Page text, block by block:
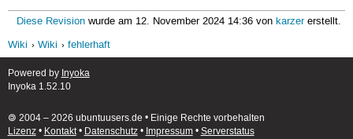
Diese Revision wurde am 12. November 2024 14:36 vonkarzererstellt.
Wiki
Wiki fehlerhaft
Powered by Inyoka
Inyoka 1.52.10
🄯 2004 – 2026 ubuntuusers.de • Einige Rechte vorbehalten
Lizenz• Kontakt• Datenschutz• Impressum• Serverstatus